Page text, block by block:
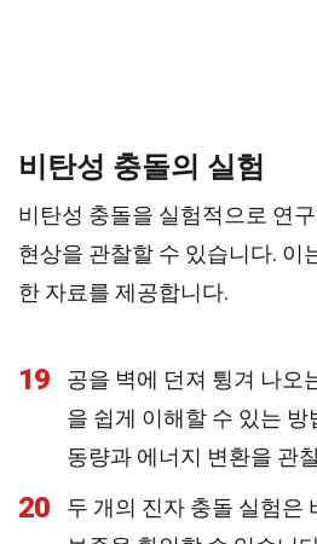
비탄성 충돌의 실험
비탄성 충돌을 실험적으로 연
현상을 관찰할 수 있습니다. 이
한 자료를 제공합니다.
19
공을 벽에 던져 튕겨 나오
을 쉽게 이해할 수 있는
동량과 에너지 변환을 관
20
두 개의 진자 충돌 실험은